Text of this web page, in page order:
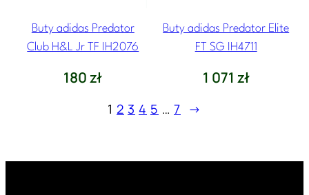
Buty adidas Predator
Club H&L Jr TF IH2076
180zł
Buty adidas Predator Elite
FT SG IH4711
1 071 zł
1 2 3 4 5 … 7 →